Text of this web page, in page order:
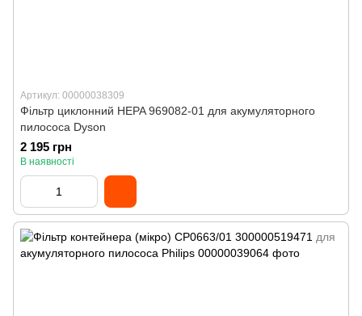
Артикул: 00000038309
Фільтр циклонний HEPA 969082-01 для акумуляторного
пилососа Dyson
2 195 грн
В наявності